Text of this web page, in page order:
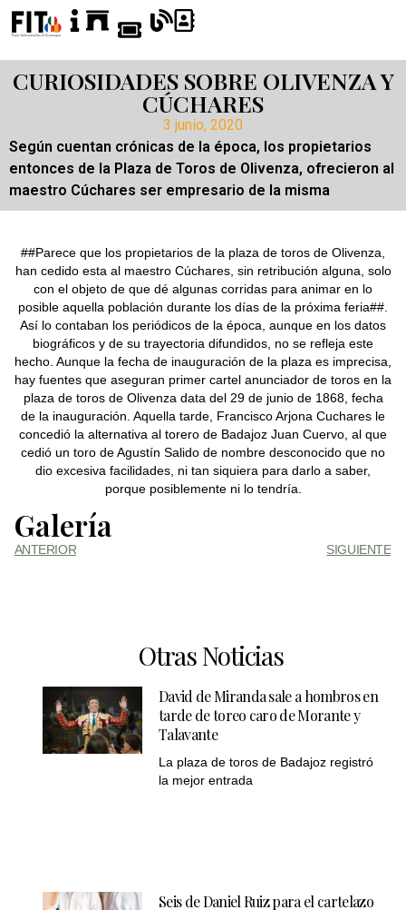
CURIOSIDADES SOBRE OLIVENZA Y
CÚCHARES
3 junio, 2020
Según cuentan crónicas de la época, los propietarios
entonces de la Plaza de Toros de Olivenza, ofrecieron al
maestro Cúchares ser empresario de la misma
##Parece que los propietarios de la plaza de toros de Olivenza,
han cedido esta al maestro Cúchares, sin retribución alguna, solo
con el objeto de que dé algunas corridas para animar en lo
posible aquella población durante los días de la próxima feria##.
Así lo contaban los periódicos de la época, aunque en los datos
biográficos y de su trayectoria difundidos, no se refleja este
hecho. Aunque la fecha de inauguración de la plaza es imprecisa,
hay fuentes que aseguran primer cartel anunciador de toros en la
plaza de toros de Olivenza data del 29 de junio de 1868, fecha
de la inauguración. Aquella tarde, Francisco Arjona Cuchares le
concedió la alternativa al torero de Badajoz Juan Cuervo, al que
cedió un toro de Agustín Salido de nombre desconocido que no
dio excesiva facilidades, ni tan siquiera para darlo a saber,
porque posiblemente ni lo tendría.
Galería
ANTERIOR SIGUIENTE
Otras Noticias
David de Miranda sale a hombros en
tarde de toreo caro de Morante y
Talavante
La plaza de toros de Badajoz registró
la mejor entrada
Seis de Daniel Ruiz para el cartelazo